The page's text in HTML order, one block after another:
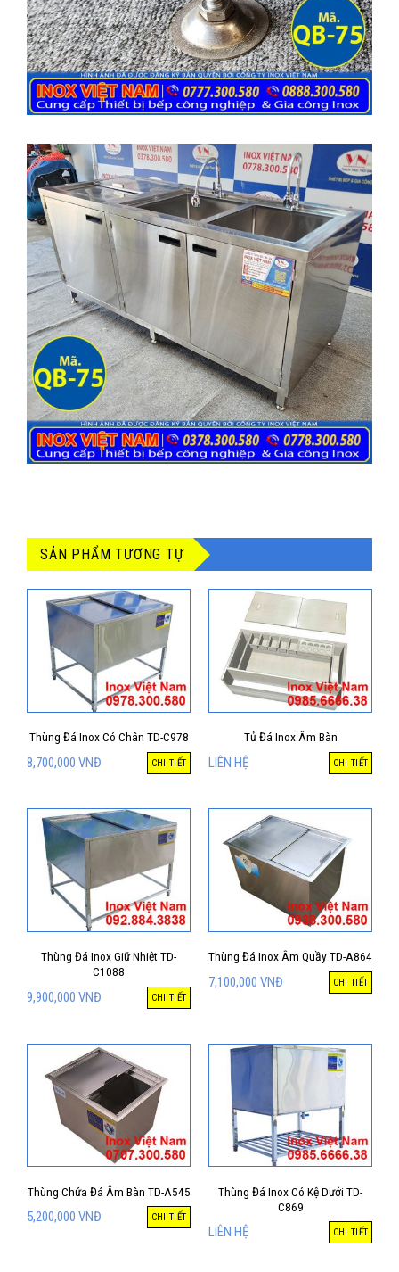
SẢN PHẨM TƯƠNG TỰ
Thùng Đá Inox Có Chân TD-C978
8,700,000 VNĐ CHI TIẾT
Tủ Đá Inox Âm Bàn
LIÊN HỆ CHI TIẾT
Thùng Đá Inox Giữ Nhiệt TD-
C1088
9,900,000 VNĐ CHI TIẾT
Thùng Đá Inox Âm Quầy TD-A864
7,100,000 VNĐ CHI TIẾT
Thùng Chứa Đá Âm Bàn TD-A545
5,200,000 VNĐ CHI TIẾT
Thùng Đá Inox Có Kệ Dưới TD-
C869
LIÊN HỆ CHI TIẾT